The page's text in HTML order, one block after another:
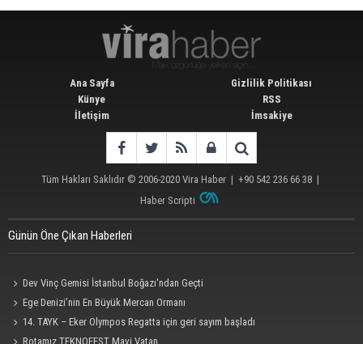
Ana Sayfa
Künye
İletişim
Gizlilik Politikası
RSS
İmsakiye
Tüm Hakları Saklıdır © 2006-2020 Vira Haber | +90 542 236 66 38 |
Haber Scripti
Günün Öne Çıkan Haberleri
Dev Vinç Gemisi İstanbul Boğazı'ndan Geçti
Ege Denizi’nin En Büyük Mercan Ormanı
14. TAYK – Eker Olympos Regatta için geri sayım başladı
Rotamız TEKNOFEST Mavi Vatan